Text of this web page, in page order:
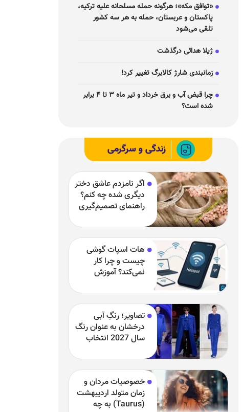
«توافق مکه»؛ هرگونه حمله مسلحانه علیه ترکیه،
پاکستان و عربستان، حمله به هر سه کشور
تلقی می‌شود
ژیلا هدائی درگذشت
زمانبندی شارژ کالابرگ تغییر کرد!
چرا قبض آب و برق خرداد و تیر ماه ۳ تا ۴ برابر
شده است؟
زندگی و سرگرمی
اگر نامزدم عاشق دختر
دیگری شده چه کنم؟
راهنمای تصمیم‌گیری
هات اسپات گوشی
چیست و چرا کار
نمی‌کند؟ آموزش
مشکلات
تصاویر؛ رنگِ آبی
درخشان به عنوان رنگ
سال 2027 انتخاب
خصوصیات مردان و
زمان متولد اردیبهشت
(Taurus) به چه